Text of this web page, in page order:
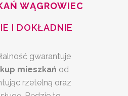
WĄGROWIEC
I DOKŁADNIE
gwarantuje
mieszkań od
rzetelną oraz